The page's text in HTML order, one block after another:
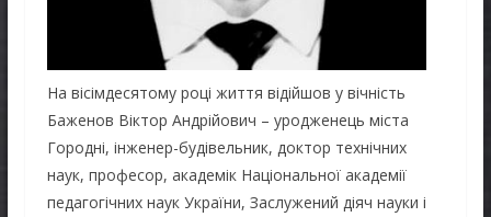
На вісімдесятому році життя відійшов у вічність
Баженов Віктор Андрійович – уродженець міста
Городні, інженер-будівельник, доктор технічних
наук, професор, академік Національної академії
педагогічних наук України, Заслужений діяч науки і